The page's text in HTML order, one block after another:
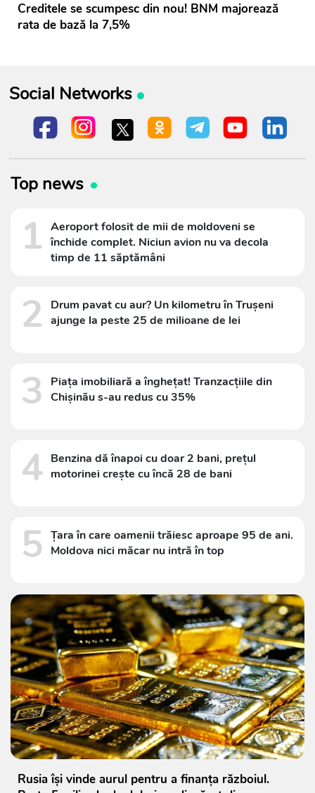
Creditele se scumpesc din nou! BNM majorează
rata de bază la 7,5%
Social Networks
Top news
1 Aeroport folosit de mii de moldoveni se
închide complet. Niciun avion nu va decola
timp de 11 săptămâni
2
Drum pavat cu aur? Un kilometru în Trușeni
ajunge la peste 25 de milioane de lei
3
Piața imobiliară a înghețat! Tranzacțiile din
Chișinău s-au redus cu 35%
4 Benzina dă înapoi cu doar 2 bani, prețul
motorinei crește cu încă 28 de bani
5 Țara în care oamenii trăiesc aproape 95 de ani.
Moldova nici măcar nu intră în top
Rusia își vinde aurul pentru a finanța războiul.